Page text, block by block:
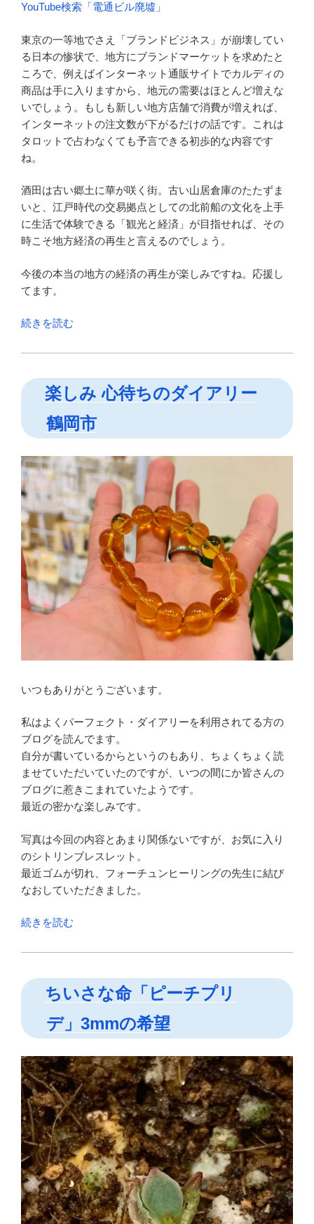
YouTube検索「電通ビル廃墟」
東京の一等地でさえ「ブランドビジネス」が崩壊してい
る日本の惨状で、地方にブランドマーケットを求めたと
ころで、例えばインターネット通販サイトでカルディの
商品は手に入りますから、地元の需要はほとんど増えな
いでしょう。もしも新しい地方店舗で消費が増えれば、
インターネットの注文数が下がるだけの話です。これは
タロットで占わなくても予言できる初歩的な内容です
ね。
酒田は古い郷土に華が咲く街。古い山居倉庫のたたずま
いと、江戸時代の交易拠点としての北前船の文化を上手
に生活で体験できる「観光と経済」が目指せれば、その
時こそ地方経済の再生と言えるのでしょう。
今後の本当の地方の経済の再生が楽しみですね。応援し
てます。
“酒
の
印
品
予
定
エ
リ
ア
を
見
て
き
ま
の
続きを読む
楽しみ 心待ちのダイアリー
鶴岡市
いつもありがとうございます。
私はよくパーフェクト・ダイアリーを利用されてる方の
ブログを読んでます。
自分が書いているからというのもあり、ちょくちょく読
ませていただいていたのですが、いつの間にか皆さんの
ブログに惹きこまれていたようです。
最近の密かな楽しみです。
写真は今回の内容とあまり関係ないですが、お気に入り
のシトリンブレスレット。
最近ゴムが切れ、フォーチュンヒーリングの先生に結び
なおしていただきました。
“楽
み
待
の
ダ
イ
ア
リ
ー
鶴
岡
市”
の
続きを読む
ちいさな命「ピーチプリ
デ」3mmの希望